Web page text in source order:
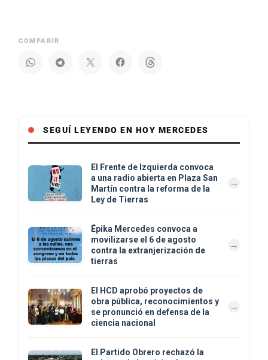
COMPARIR
SEGUÍ LEYENDO EN HOY MERCEDES
El Frente de Izquierda convoca
a una radio abierta en Plaza San
Martín contra la reforma de la
Ley de Tierras
Épika Mercedes convoca a
movilizarse el 6 de agosto
contra la extranjerización de
tierras
El HCD aprobó proyectos de
obra pública, reconocimientos y
se pronunció en defensa de la
ciencia nacional
El Partido Obrero rechazó la